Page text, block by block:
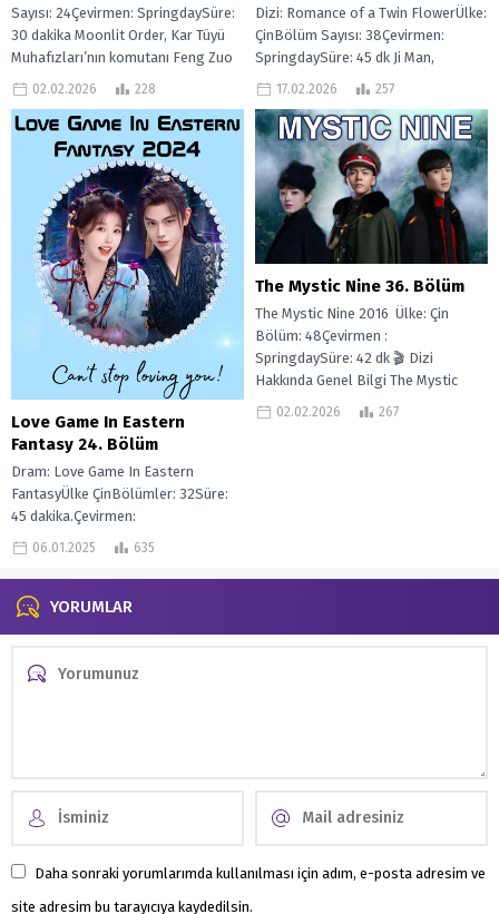
Sayısı: 24Çevirmen: SpringdaySüre:
30 dakika Moonlit Order, Kar Tüyü
Muhafızları’nın komutanı Feng Zuo
Ren, imparatorun emriyle...
02.02.2026 228
Dizi: Romance of a Twin FlowerÜlke:
ÇinBölüm Sayısı: 38Çevirmen:
SpringdaySüre: 45 dk Ji Man,
Haifanglı genç bir kadındır. Neşeli
ve...
17.02.2026 257
Love Game In Eastern
Fantasy 24. Bölüm
Dram: Love Game In Eastern
FantasyÜlke ÇinBölümler: 32Süre:
45 dakika.Çevirmen:
SpringdayYaramaz kız Ling Miao
sistemine...
06.01.2025 635
The Mystic Nine 36. Bölüm
The Mystic Nine 2016 Ülke: Çin
Bölüm: 48Çevirmen :
SpringdaySüre: 42 dk 🎬 Dizi
Hakkında Genel Bilgi The Mystic
Nine,...
02.02.2026 267
YORUMLAR
Daha sonraki yorumlarımda kullanılması için adım, e-posta adresim ve
site adresim bu tarayıcıya kaydedilsin.